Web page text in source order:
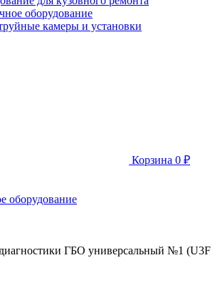
оборудование
камеры и установки
Корзина 0 ₽
оборудование
ГБО универсальный №1 (U3F